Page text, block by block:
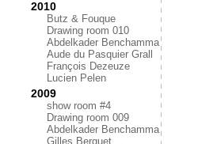
2010
Butz & Fouque
Drawing room 010
Abdelkader Benchamma
Aude du Pasquier Grall
François Dezeuze
Lucien Pelen
2009
show room #4
Drawing room 009
Abdelkader Benchamma
Gilles Berquet